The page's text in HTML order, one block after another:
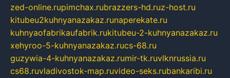
zed-online.rupimchax.rubrazzers-hd.ruz-host.ru
kitubeu2kuhnyanazakaz.runaperekate.ru
kuhnyaofabrikaufabrik.rukitubeu-2-kuhnyanazakaz.ru
xehyroo-5-kuhnyanazakaz.rucs-68.ru
guzywia-4-kuhnyanazakaz.rumir-tk.ruvlknrussia.ru
cs68.ruvladivostok-map.ruvideo-seks.rubankaribi.ru